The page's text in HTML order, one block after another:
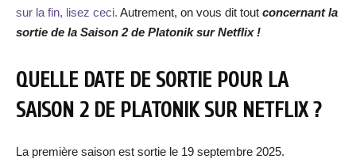
sur la fin, lisez ceci. Autrement, on vous dit tout concernant la
sortie de la Saison 2 de Platonik sur Netflix !
QUELLE DATE DE SORTIE POUR LA
SAISON 2 DE PLATONIK SUR NETFLIX ?
La première saison est sortie le 19 septembre 2025.